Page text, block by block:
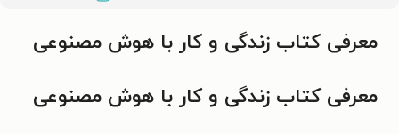
معرفی کتاب زندگی و کار با هوش مصنوعی
معرفی کتاب زندگی و کار با هوش مصنوعی